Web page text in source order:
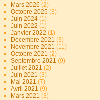
Mars 2026(2)
Octobre 2025(3)
Juin 2024(1)
Juin 2022(1)
Janvier 2022(1)
Décembre 2021(3)
Novembre 2021(11)
Octobre 2021(2)
Septembre 2021(9)
Juillet 2021(2)
Juin 2021(3)
Mai 2021(7)
Avril 2021(9)
Mars 2021(3)